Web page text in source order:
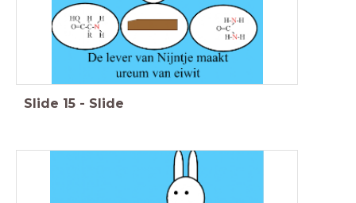
Slide 15 - Slide